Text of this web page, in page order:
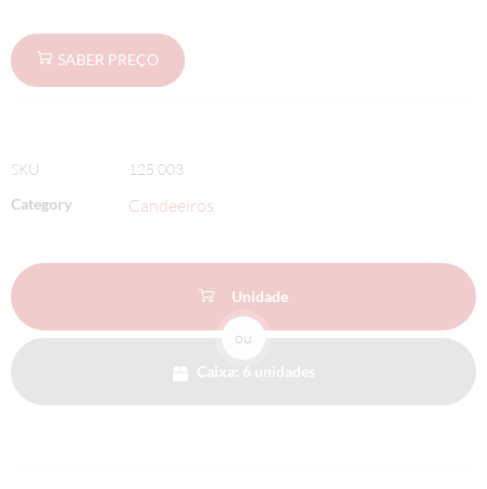
SABER PREÇO
SKU
125.003
Category
Candeeiros
Unidade
ou
Caixa: 6 unidades